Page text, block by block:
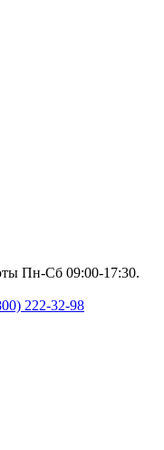
Пн-Сб 09:00-17:30.
222-32-98